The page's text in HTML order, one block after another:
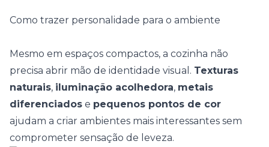
Como trazer personalidade para o ambiente
Mesmo em espaços compactos, a cozinha não
precisa abrir mão de identidade visual . Texturas
naturais, iluminação acolhedora, metais
diferenciados e pequenos pontos de cor
ajudam a criar ambientes mais interessantes sem
comprometer sensação de leveza.